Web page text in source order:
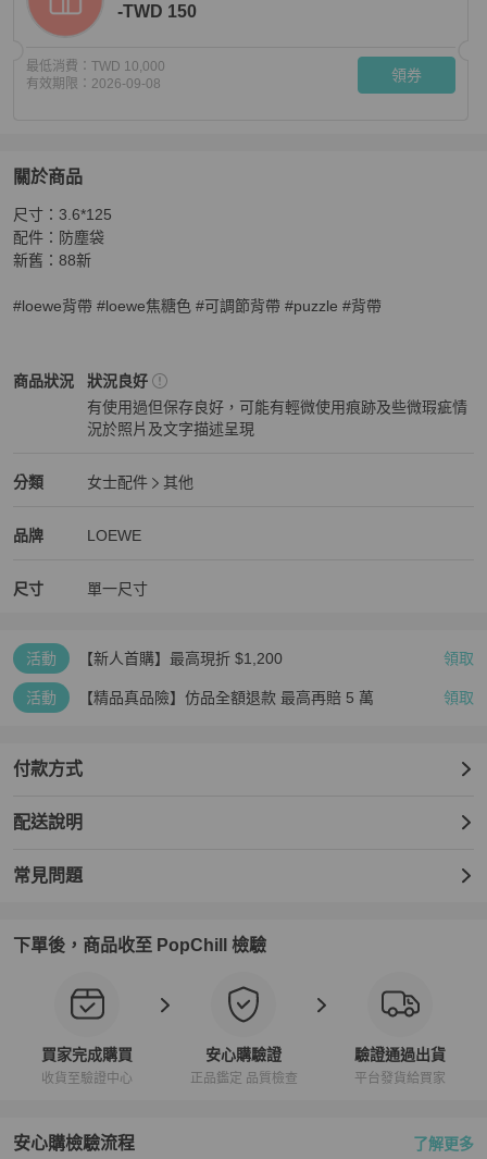
-TWD 150
最低消費： TWD 10,000
有效期限： 2026-09-08 領券
關於商品
關於 LOEWE焦糖色拚米緹花金釦伸縮調節背帶C073T87
尺寸：3.6*125
配件：防塵袋
新舊：88新
#loewe背帶 #loewe焦糖色 #可調節背帶 #puzzle #背帶
商品狀況
LOEWE女士配件商品狀態與細節
狀況良好
有使用過但保存良好，可能有輕微使用痕跡及些微瑕疵情
況於照片及文字描述呈現
分類
LOEWE 女士配件分類資訊
女士配件
其他
品牌
LOEWE 精品女士配件
LOEWE
LOEWE 推薦清單
尺寸 單一尺寸
活動 【新人首購】最高現折 $1,200 領取
活動 【精品真品險】仿品全額退款 最高再賠 5 萬 領取
付款方式
配送說明
常見問題
下單後，商品收至 PopChill 檢驗
買家完成購買
收貨至驗證中心
安心購驗證
正品鑑定 品質檢查
驗證通過出貨
平台發貨給買家
安心購檢驗流程 了解更多